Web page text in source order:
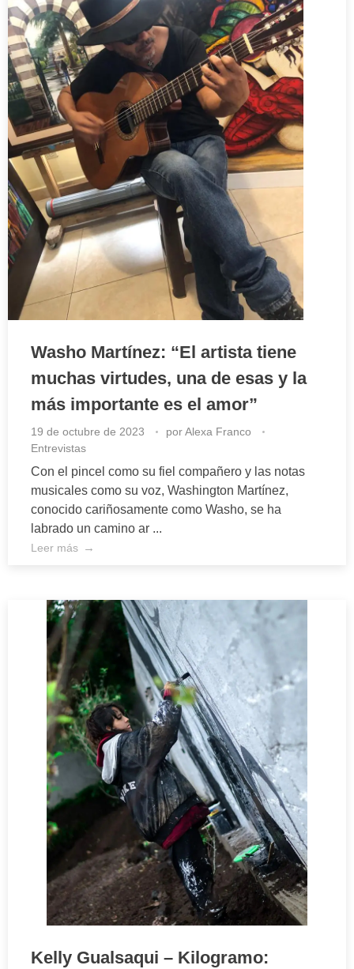
Washo Martínez: “El artista tiene
muchas virtudes, una de esas y la
más importante es el amor”
19 de octubre de 2023 porAlexa Franco
Entrevistas
Con el pincel como su fiel compañero y las notas
musicales como su voz, Washington Martínez,
conocido cariñosamente como Washo, se ha
labrado un camino ar ...
Leer más
Kelly Gualsaqui – Kilogramo: